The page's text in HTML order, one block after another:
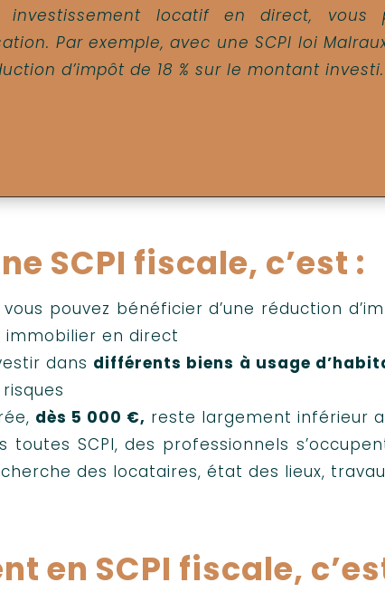
locatif en direct, vous
Par exemple, avec une SCPI loi
d’impôt de 18 % sur le montant investi.
SCPI fiscale, c’est :
vous pouvez bénéficier d’une réduction
immobilier en direct
dans différents biens à usage
dès 5 000 €, reste largement inférieur
toutes SCPI, des professionnels
des locataires, état des lieux,
en SCPI fiscale,